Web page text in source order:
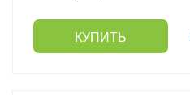
КУПИТЬ